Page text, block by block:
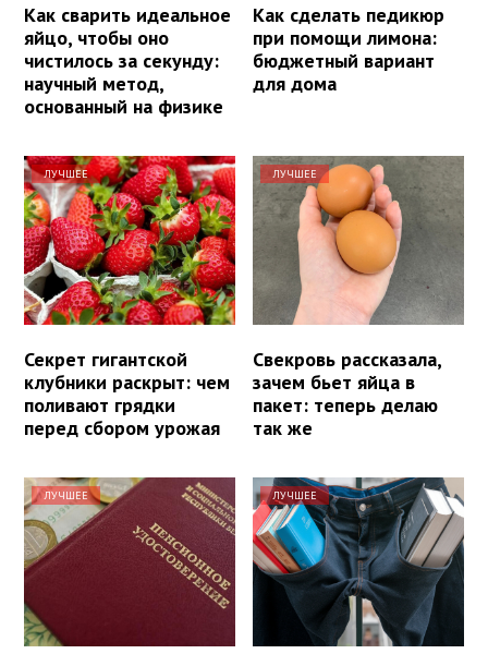
Как сварить идеальное
яйцо, чтобы оно
чистилось за секунду:
научный метод,
основанный на физике
Как сделать педикюр
при помощи лимона:
бюджетный вариант
для дома
ЛУЧШЕЕ
Секрет гигантской
клубники раскрыт: чем
поливают грядки
перед сбором урожая
ЛУЧШЕЕ
Свекровь рассказала,
зачем бьет яйца в
пакет: теперь делаю
так же
ЛУЧШЕЕ ЛУЧШЕЕ